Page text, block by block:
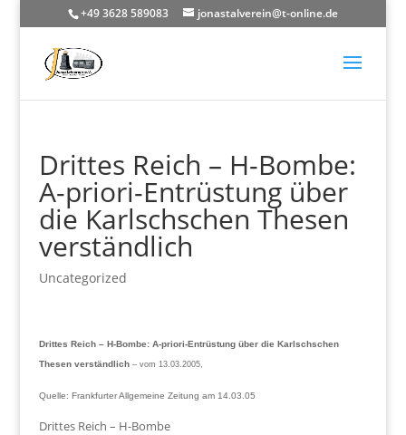
+49 3628 589083 jonastalverein@t-online.de
Drittes Reich – H-Bombe:
A-priori-Entrüstung über
die Karlschschen Thesen
verständlich
Uncategorized
Drittes Reich – H-Bombe: A-priori-Entrüstung über die Karlschschen
Thesen verständlich– vom 13.03.2005,
Quelle: Frankfurter Allgemeine Zeitung am 14.03.05
Drittes Reich – H-Bombe